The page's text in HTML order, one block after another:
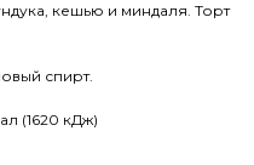
кешью и миндаля. Торт
спирт.
(1620 кДж)